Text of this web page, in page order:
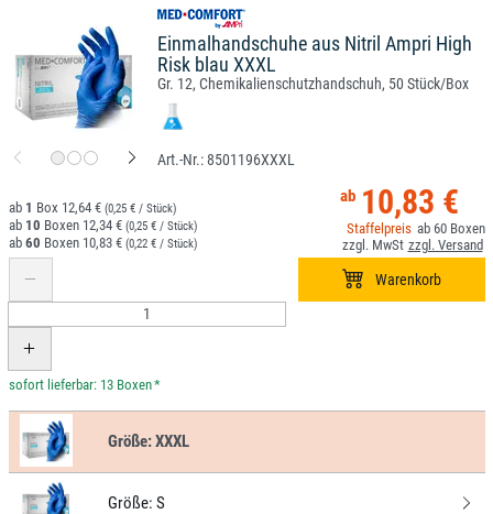
Einmalhandschuhe aus Nitril Ampri High
Risk blau XXXL
Gr. 12, Chemikalienschutzhandschuh, 50 Stück/Box
8501196XXXL
10,83 €
60
1 12,64 € (0,25 € / Stück)
10 12,34 € (0,25 € / Stück)
60 10,83 € (0,22 € / Stück)
*
Größe:XXXL
Größe: S